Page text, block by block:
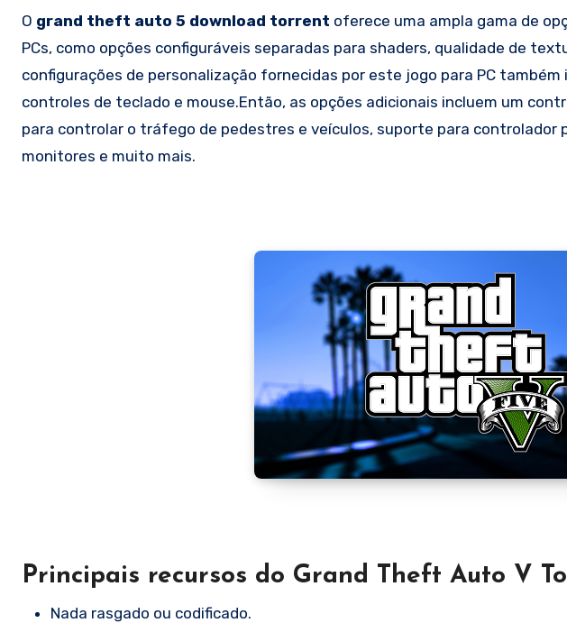
O grand theft auto 5 download torrent oferece uma ampla gama de
PCs, como opções configuráveis separadas para shaders, qualidade de
configurações de personalização fornecidas por este jogo para PC
controles de teclado e mouse.Então, as opções adicionais incluem um
para controlar o tráfego de pedestres e veículos, suporte para controlador
monitores e muito mais.
Principais recursos do Grand Theft Auto V
Nada rasgado ou codificado.